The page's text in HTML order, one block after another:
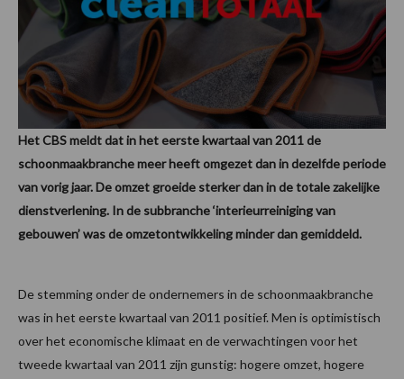
Het CBS meldt dat in het eerste kwartaal van 2011 de
schoonmaakbranche meer heeft omgezet dan in dezelfde periode
van vorig jaar. De omzet groeide sterker dan in de totale zakelijke
dienstverlening. In de subbranche ‘interieurreiniging van
gebouwen’ was de omzetontwikkeling minder dan gemiddeld.
De stemming onder de ondernemers in de schoonmaakbranche
was in het eerste kwartaal van 2011 positief. Men is optimistisch
over het economische klimaat en de verwachtingen voor het
tweede kwartaal van 2011 zijn gunstig: hogere omzet, hogere